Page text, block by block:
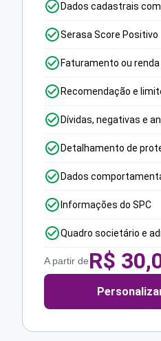
Dados cadastrais
Serasa Score Positivo
Faturamento ou
Recomendação e
Dívidas, negativas e
Detalhamento de
Dados
Informações do SPC
Quadro societário e
A partir deR$